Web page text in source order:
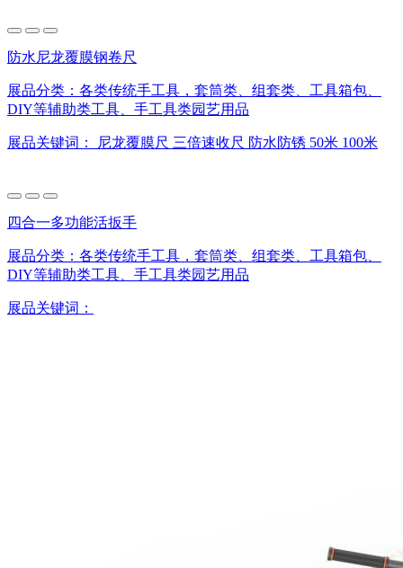
防水尼龙覆膜钢卷尺
展品分类： 各类传统手工具，套筒类、组套类、工具箱包、
DIY等辅助类工具、手工具类园艺用品
展品关键词： 尼龙覆膜尺 三倍速收尺 防水防锈 50米 100米
四合一多功能活扳手
展品分类： 各类传统手工具，套筒类、组套类、工具箱包、
DIY等辅助类工具、手工具类园艺用品
展品关键词：